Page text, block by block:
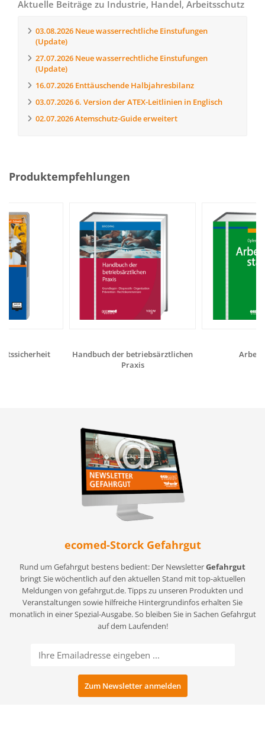
Aktuelle Beiträge zu Industrie, Handel, Arbeitsschutz
03.08.2026 Neue wasserrechtliche Einstufungen
(Update)
27.07.2026 Neue wasserrechtliche Einstufungen
(Update)
16.07.2026 Enttäuschende Halbjahresbilanz
03.07.20266. Version der ATEX-Leitlinien in Englisch
02.07.2026Atemschutz-Guide erweitert
Produktempfehlungen
Handbuch der betriebsärztlichen
Praxis
ecomed-Storck Gefahrgut
Rund um Gefahrgut bestens bedient: Der NewsletterGefahrgut
bringt Sie wöchentlich auf den aktuellen Stand mit top-aktuellen
Meldungen von gefahrgut.de. Tipps zu unseren Produkten und
Veranstaltungen sowie hilfreiche Hintergrundinfos erhalten Sie
monatlich in einer Spezial-Ausgabe. So bleiben Sie in Sachen Gefahrgut
auf dem Laufenden!